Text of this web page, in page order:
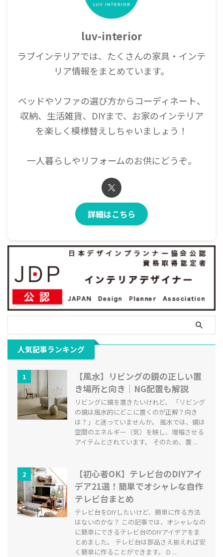
luv-interior
ラブインテリアでは、たくさんの家具・インテ
リア情報をまとめています。
ベッドやソファの選び方からコーディネート、
収納、生活雑貨、DIYまで、お家のインテリア
を楽しく模様替えしちゃいましょう！
一人暮らしやリフォームのお供にどうぞ。
詳細はこちら
人気記事ランキング
1
【風水】リビングの鏡の正しい置
き場所と向き｜NG配置も解説
リビングに鏡を置きたいけれど、 「リビング
の鏡は風水的にどこに置くのが正解？向き
は？」と迷っていませんか。 風水では、鏡は
空間のエネルギー（気）を映し、増幅させる
アイテムとされています。 そのため、置 ...
2
【初心者OK】テレビ台のDIYアイ
デア21選！簡単でオシャレな自作
テレビ台まとめ
テレビ台をDIYしたいけど、簡単に作る方法
はないのかな？ この記事では、オシャレなの
に簡単にできるテレビ台のDIYアイデアをま
とめました。 テレビ台は部品さえ揃えれば安
く簡単に作ることができます。 D ...